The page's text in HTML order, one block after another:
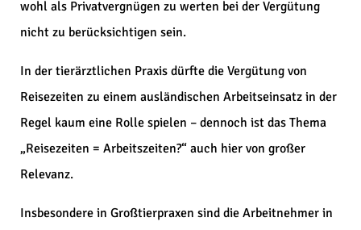
wohl als Privatvergnügen zu werten bei der Vergütung
nicht zu berücksichtigen sein.
In der tierärztlichen Praxis dürfte die Vergütung von
Reisezeiten zu einem ausländischen Arbeitseinsatz in der
Regel kaum eine Rolle spielen – dennoch ist das Thema
„Reisezeiten = Arbeitszeiten?“ auch hier von großer
Relevanz.
Insbesondere in Großtierpraxen sind die Arbeitnehmer in